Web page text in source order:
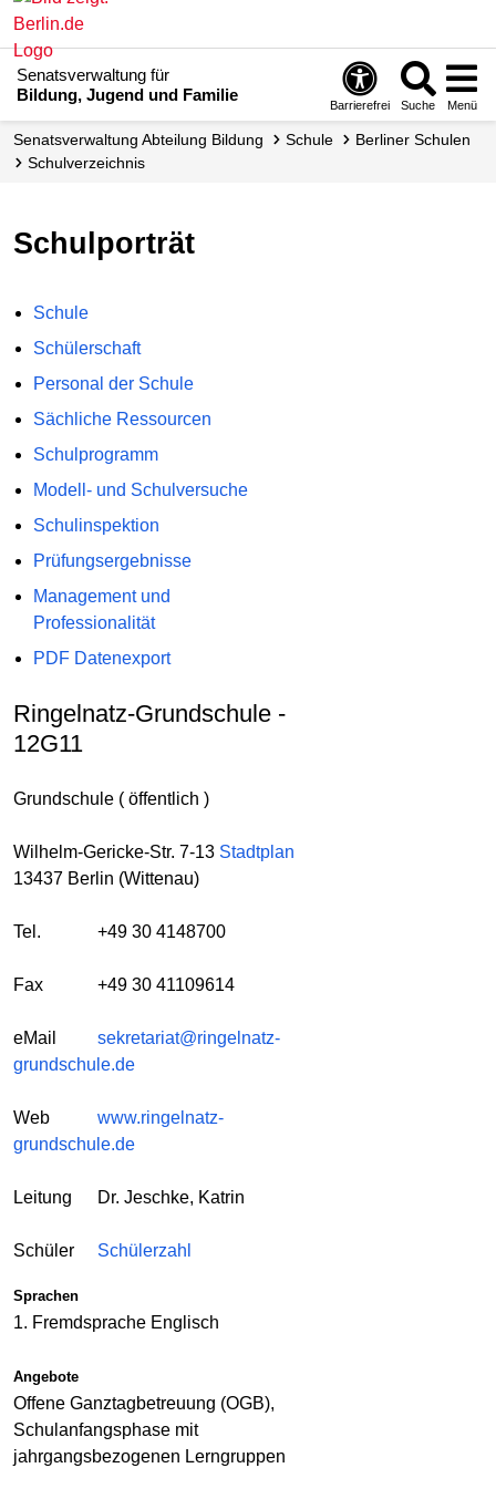
Senatsverwaltung für
Bildung, Jugend und Familie
Barrierefrei Suche Menü
Senats­verwaltung Abteilung Bildung Schule
Berliner Schulen
Schul­verzeichnis
Schulporträt
Schule
Schülerschaft
Personal der Schule
Sächliche Ressourcen
Schulprogramm
Modell- und Schulversuche
Schulinspektion
Prüfungsergebnisse
Management und
Professionalität
PDF Datenexport
Ringelnatz-Grundschule -
12G11
Grundschule ( öffentlich )
Wilhelm-Gericke-Str. 7-13 Stadtplan
13437 Berlin (Wittenau)
Tel. +49 30 4148700
Fax +49 30 41109614
eMail
sekretariat@ringelnatz-
grundschule.de
Web
www.ringelnatz-
grundschule.de
Leitung Dr. Jeschke, Katrin
Schüler Schülerzahl
Sprachen
1. Fremdsprache Englisch
Angebote
Offene Ganztagbetreuung (OGB),
Schulanfangsphase mit
jahrgangsbezogenen Lerngruppen